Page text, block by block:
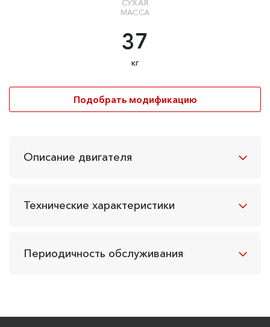
СУХАЯ
МАССА
37
кг
Подобрать модификацию
Описание двигателя
Технические характеристики
Периодичность обслуживания